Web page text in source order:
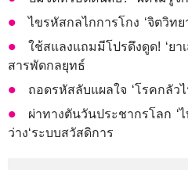
ไขรหัสกลไกการโกง ‘จิตวิท
ใช้สแลงแถมมีโปรดึงดูด! ‘ยา
สารพัดกลยุทธ์
ถอดรหัสลับแผลใจ ‘โรคกลัวไ
ผ่าทางตันวันประชากรโลก ‘
ว่าง‘ระบบสวัสดิการ